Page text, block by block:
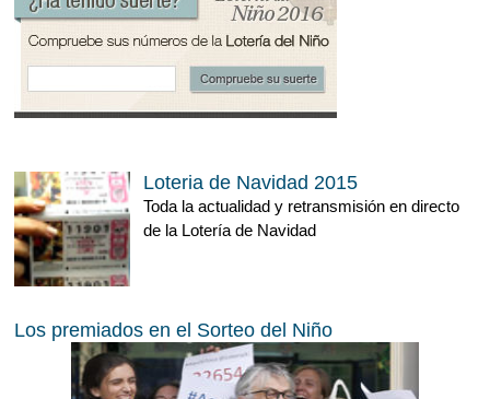
Loteria de Navidad 2015
Toda la actualidad y retransmisión en directo
de la Lotería de Navidad
Los premiados en el Sorteo del Niño